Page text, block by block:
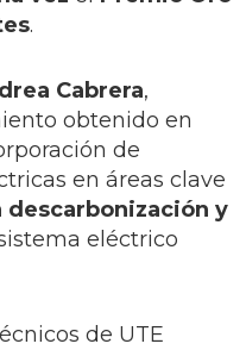
.
Cabrera,
obtenido en
de
en áreas clave
y
eléctrico
de UTE